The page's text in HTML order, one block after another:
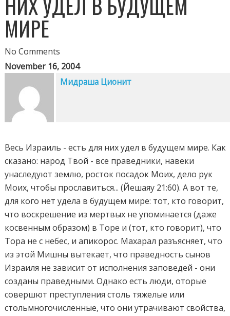
МИРЕ
No Comments
November 16, 2004
Мидраша Ционит
Весь Израиль - есть для них удел в будущем мире. Как
сказано: народ Твой - все праведники, навеки
унаследуют землю, росток посадок Моих, дело рук
Моих, чтобы прославиться... (Йешаяу 21:60). А вот те,
для кого нет удела в будущем мире: тот, кто говорит,
что воскрешение из мертвых не упоминается (даже
косвенным образом) в Торе и (тот, кто говорит), что
Тора не с небес, и апикорос. Махарал разъясняет, что
из этой Мишны вытекает, что праведность сынов
Израиля не зависит от исполнения заповедей - они
созданы праведными. Однако есть люди, оторые
совершют преступления столь тяжелые или
стольмногочисленные, что они утрачивают свойства,